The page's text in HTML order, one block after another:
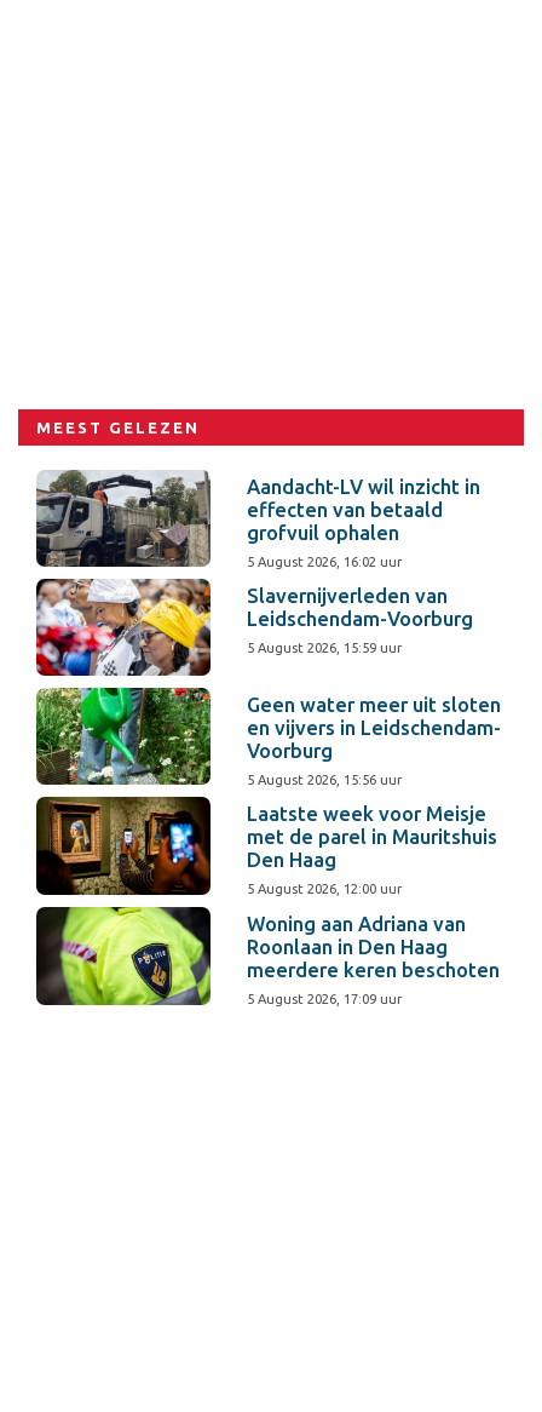
MEEST GELEZEN
Aandacht-LV wil inzicht in
effecten van betaald
grofvuil ophalen
5 August 2026, 16:02 uur
Slavernijverleden van
Leidschendam-Voorburg
5 August 2026, 15:59 uur
Geen water meer uit sloten
en vijvers in Leidschendam-
Voorburg
5 August 2026, 15:56 uur
Laatste week voor Meisje
met de parel in Mauritshuis
Den Haag
5 August 2026, 12:00 uur
Woning aan Adriana van
Roonlaan in Den Haag
meerdere keren beschoten
5 August 2026, 17:09 uur